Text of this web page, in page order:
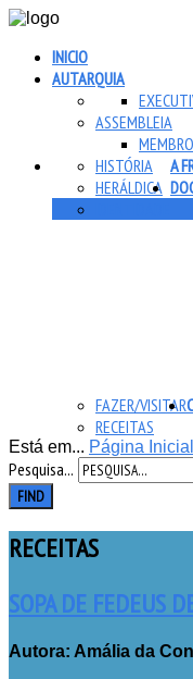
INICIO
AUTARQUIA
ASSEMBLEIA
A
HISTÓRIA
HERÁLDICA
FAZER/VISITAR
RECEITAS
Está em... Página Inicial
Pesquisa...
FIND
RECEITAS
SOPA DE FEDEUS
Autora: Amália da